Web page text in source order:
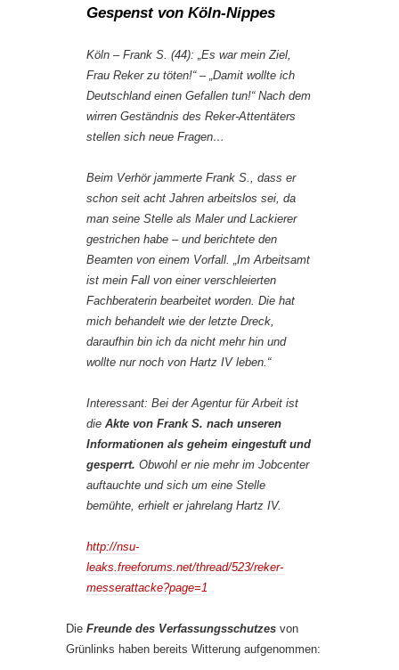
Gespenst von Köln-Nippes
Köln – Frank S. (44): „Es war mein Ziel,
Frau Reker zu töten!“ – „Damit wollte ich
Deutschland einen Gefallen tun!“ Nach dem
wirren Geständnis des Reker-Attentäters
stellen sich neue Fragen…
Beim Verhör jammerte Frank S., dass er
schon seit acht Jahren arbeitslos sei, da
man seine Stelle als Maler und Lackierer
gestrichen habe – und berichtete den
Beamten von einem Vorfall. „Im Arbeitsamt
ist mein Fall von einer verschleierten
Fachberaterin bearbeitet worden. Die hat
mich behandelt wie der letzte Dreck,
daraufhin bin ich da nicht mehr hin und
wollte nur noch von Hartz IV leben.“
Interessant: Bei der Agentur für Arbeit ist
die Akte von Frank S. nach unseren
Informationen als geheim eingestuft und
gesperrt. Obwohl er nie mehr im Jobcenter
auftauchte und sich um eine Stelle
bemühte, erhielt er jahrelang Hartz IV.
http://nsu-
leaks.freeforums.net/thread/523/reker-
messerattacke?page=1
Die Freunde des Verfassungsschutzes von
Grünlinks haben bereits Witterung aufgenommen: